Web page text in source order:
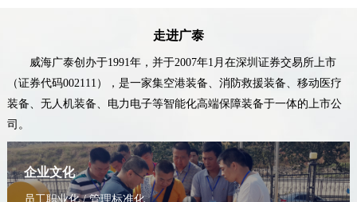
走进广泰
威海广泰创办于1991年，并于2007年1月在深圳证券交易所上市
（证券代码002111），是一家集空港装备、消防救援装备、移动医疗
装备、无人机装备、电力电子等智能化高端保障装备于一体的上市公
司。
企业文化
员工职业化 / 管理标准化